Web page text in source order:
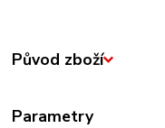
Původ zboží
Parametry